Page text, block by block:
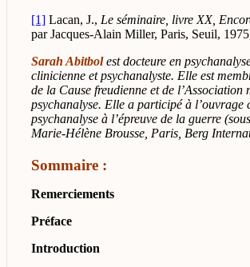
[1] Lacan, J., Le séminaire, livre XX,
par Jacques-Alain Miller, Paris, Seuil,
Sarah Abitbolest docteure en
clinicienne et psychanalyste. Elle est
de la Cause freudienne et de l’Association
psychanalyse. Elle a participé à l’ouvrage
psychanalyse à l’épreuve de la guerre
Marie-Hélène Brousse, Paris, Berg
Sommaire :
Remerciements
Préface
Introduction